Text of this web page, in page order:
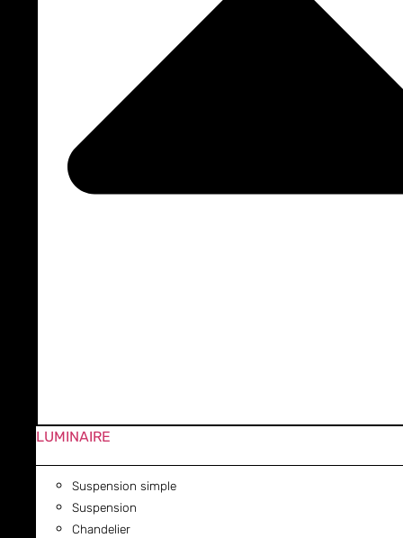
LUMINAIRE
Suspension simple
Suspension
Chandelier